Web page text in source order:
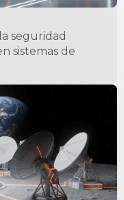
seguridad
sistemas de